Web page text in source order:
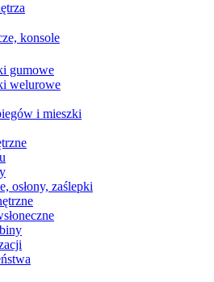
konsole
gumowe
welurowe
i mieszki
osłony, zaślepki